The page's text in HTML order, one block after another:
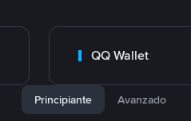
QQ Wallet
Principiante Avanzado